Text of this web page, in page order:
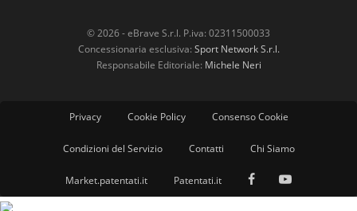
© 2026 - eBrave S.r.l. P.iva: 02311500033
Concessionaria esclusiva: Sport Network S.r.l.
Responsabile Editoriale: Michele Neri
Privacy Cookie Policy Consenso Cookie
Condizioni del Servizio Contatti Chi Siamo
Market.patentati.it Patentati.it